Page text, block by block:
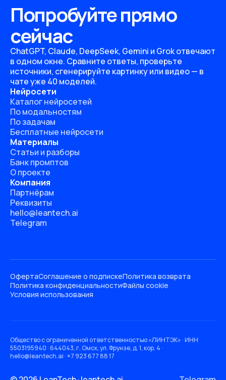
Попробуйте прямо
сейчас
ChatGPT, Claude, DeepSeek, Gemini и Grok отвечают
в одном окне. Сравните ответы, проверьте
источники, сгенерируйте картинку или видео — в
чате уже 40 моделей.
Нейросети
Каталог нейросетей
По модальностям
По задачам
Бесплатные нейросети
Материалы
Статьи и разборы
Банк промптов
О проекте
Компания
Партнёрам
Реквизиты
hello@leantech.ai
Telegram
ОфертаСоглашение о подпискеПолитика возврата
Политика конфиденциальностиФайлы cookie
Условия использования
Общество с ограниченной ответственностью «ЛИНТЭК» · ИНН
5503195940 · 644043, г. Омск, ул. Фрунзе, д. 1, кор. 4 ·
hello@leantech.ai · +7 923 677 88 17